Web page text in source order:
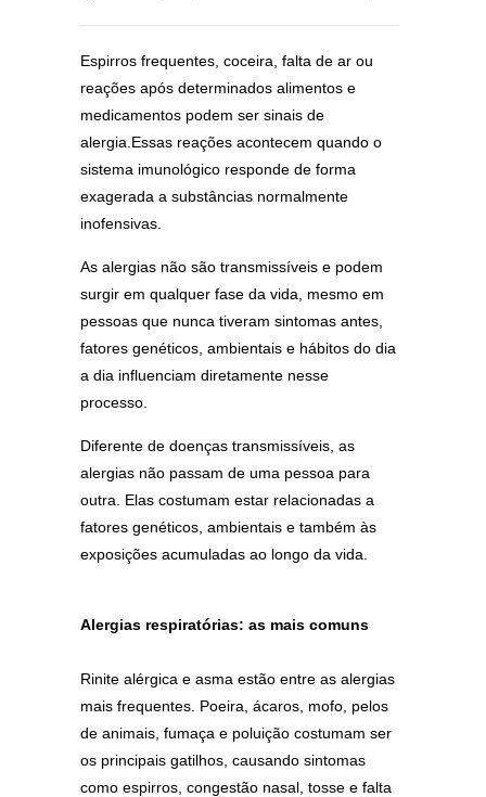
Espirros frequentes, coceira, falta de ar ou
reações após determinados alimentos e
medicamentos podem ser sinais de
alergia.Essas reações acontecem quando o
sistema imunológico responde de forma
exagerada a substâncias normalmente
inofensivas.
As alergias não são transmissíveis e podem
surgir em qualquer fase da vida, mesmo em
pessoas que nunca tiveram sintomas antes,
fatores genéticos, ambientais e hábitos do dia
a dia influenciam diretamente nesse
processo.
Diferente de doenças transmissíveis, as
alergias não passam de uma pessoa para
outra. Elas costumam estar relacionadas a
fatores genéticos, ambientais e também às
exposições acumuladas ao longo da vida.
Alergias respiratórias: as mais comuns
Rinite alérgica e asma estão entre as alergias
mais frequentes. Poeira, ácaros, mofo, pelos
de animais, fumaça e poluição costumam ser
os principais gatilhos, causando sintomas
como espirros, congestão nasal, tosse e falta